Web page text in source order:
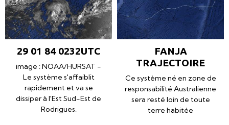
29 01 84 0232UTC
image : NOAA/HURSAT -
Le système s'affaiblit
rapidement et va se
dissiper à l'Est Sud-Est de
Rodrigues.
FANJA
TRAJECTOIRE
Ce système né en zone de
responsabilité Australienne
sera resté loin de toute
terre habitée